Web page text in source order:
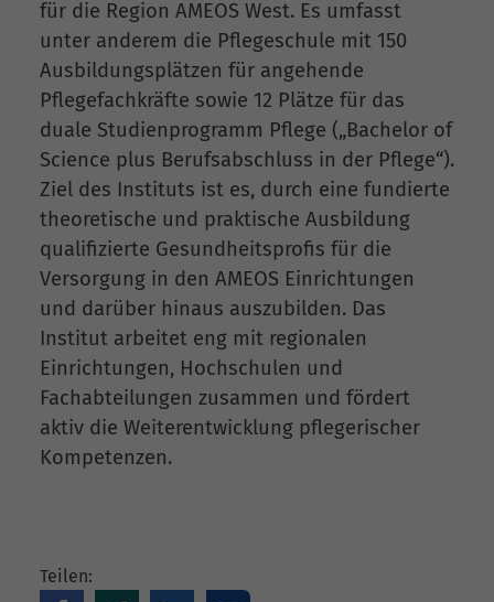
für die Region AMEOS West. Es umfasst
unter anderem die Pflegeschule mit 150
Ausbildungsplätzen für angehende
Pflegefachkräfte sowie 12 Plätze für das
duale Studienprogramm Pflege („Bachelor of
Science plus Berufsabschluss in der Pflege“).
Ziel des Instituts ist es, durch eine fundierte
theoretische und praktische Ausbildung
qualifizierte Gesundheitsprofis für die
Versorgung in den AMEOS Einrichtungen
und darüber hinaus auszubilden. Das
Institut arbeitet eng mit regionalen
Einrichtungen, Hochschulen und
Fachabteilungen zusammen und fördert
aktiv die Weiterentwicklung pflegerischer
Kompetenzen.
Teilen: